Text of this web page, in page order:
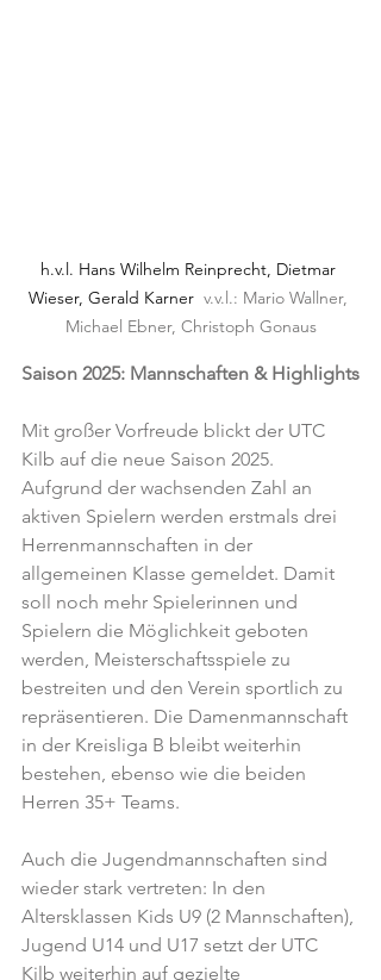
h.v.l. Hans Wilhelm Reinprecht, Dietmar
Wieser, Gerald Karner v.v.l.: Mario Wallner,
Michael Ebner, Christoph Gonaus
Saison 2025: Mannschaften & Highlights
Mit großer Vorfreude blickt der UTC
Kilb auf die neue Saison 2025.
Aufgrund der wachsenden Zahl an
aktiven Spielern werden erstmals drei
Herrenmannschaften in der
allgemeinen Klasse gemeldet. Damit
soll noch mehr Spielerinnen und
Spielern die Möglichkeit geboten
werden, Meisterschaftsspiele zu
bestreiten und den Verein sportlich zu
repräsentieren. Die Damenmannschaft
in der Kreisliga B bleibt weiterhin
bestehen, ebenso wie die beiden
Herren 35+ Teams.
Auch die Jugendmannschaften sind
wieder stark vertreten: In den
Altersklassen Kids U9 (2 Mannschaften),
Jugend U14 und U17 setzt der UTC
Kilb weiterhin auf gezielte